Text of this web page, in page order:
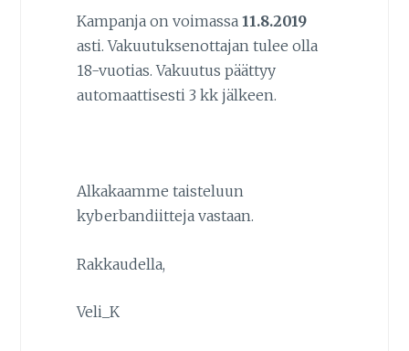
Kampanja on voimassa 11.8.2019
asti. Vakuutuksenottajan tulee olla
18-vuotias. Vakuutus päättyy
automaattisesti 3 kk jälkeen.
Alkakaamme taisteluun
kyberbandiitteja vastaan.
Rakkaudella,
Veli_K